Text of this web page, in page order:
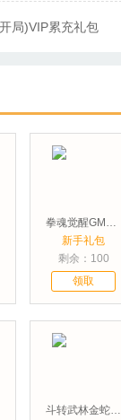
局)VIP累充礼包
拳魂觉醒GM满星SP
新手礼包
剩余：100
领取
斗转武林金蛇狂爆三职业